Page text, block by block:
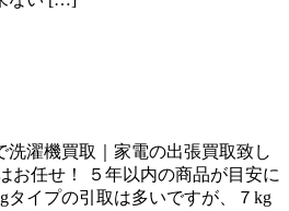
洗濯機買取｜家電の出張買取致し
お任せ！ ５年以内の商品が目安に
タイプの引取は多いですが、７kg